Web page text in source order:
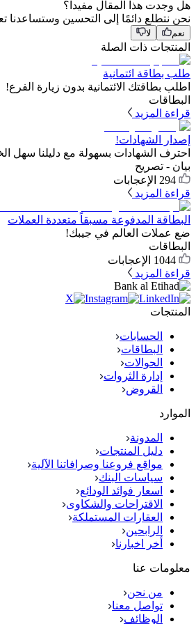
هل وجدت هذا المقال مفيداً؟
نحن نتطلع دائمًا إلى التحسين
نعم لا
المنتجات ذات الصلة
طلب بطاقة ائتمانية
اطلب بطاقتك الائتمانية بدون زيارة الفرع!
البطاقات
قراءة المزيد
إصدار الشهادات!
احترف الشهادات بسهولة مع دليلنا سهل
بيان - تصريح
294 الإعجابات
قراءة المزيد
البطاقة المدفوعة مسبقاً متعددة العملات
ضع عملات العالم في جيبك!
البطاقات
1044 الإعجابات
قراءة المزيد
المنتجات
الحسابات
البطاقات
الحوالات
إدارة الثروات
القروض
الموارد
المدونة
دليل المنتجات
مواقع فروعنا وصرافاتنا الآلية
سياسات البنك
اسعار فوائد الودائع
الاقتراحات والشكاوى
العقارات المستملكة
الرابحين
أخر اخبارنا
معلومات عنا
من نحن
تواصل معنا
الوظائف